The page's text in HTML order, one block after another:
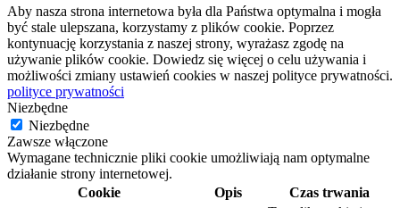
Aby nasza strona internetowa była dla Państwa optymalna i mogła
być stale ulepszana, korzystamy z plików cookie. Poprzez
kontynuację korzystania z naszej strony, wyrażasz zgodę na
używanie plików cookie. Dowiedz się więcej o celu używania i
możliwości zmiany ustawień cookies w naszej polityce prywatności.
polityce prywatności
Niezbędne
Niezbędne
Zawsze włączone
Wymagane technicznie pliki cookie umożliwiają nam optymalne
działanie strony internetowej.
Cookie
Opis Czas trwania